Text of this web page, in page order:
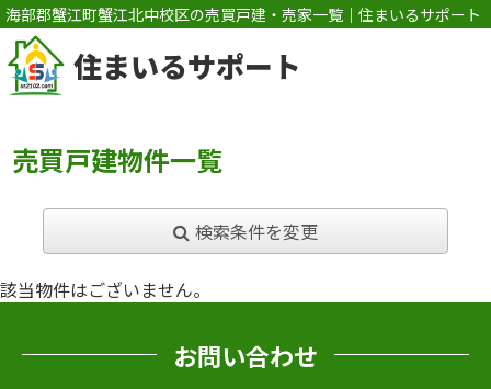
海部郡蟹江町蟹江北中校区の売買戸建・売家一覧｜住まいるサポート
住まいるサポート
売買戸建物件一覧
検索条件を変更
該当物件はございません。
お問い合わせ